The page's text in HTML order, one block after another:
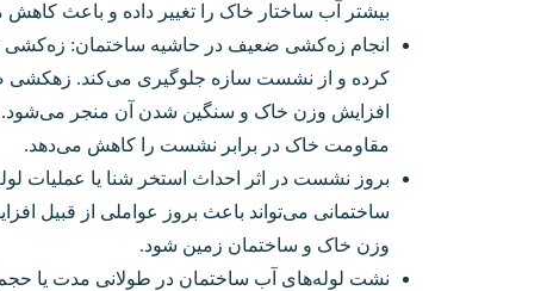
بیشتر آب ساختار خاک را تغییر داده و باعث
انجام زه‌کشی ضعیف در حاشیه ساختمان:
کرده و از نشست سازه جلوگیری می‌کند.
افزایش وزن خاک و سنگین شدن آن منجر
مقاومت خاک در برابر نشست را کاهش می‌دهد.
بروز نشست در اثر احداث استخر شنا یا عملیات
ساختمانی می‌تواند باعث بروز عواملی از قبیل
وزن خاک و ساختمان زمین ‌شود.
نشت لوله‌های آب ساختمان در طولانی مدت یا